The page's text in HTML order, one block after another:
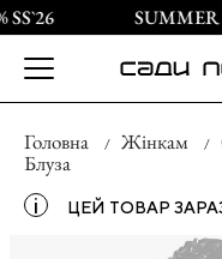
SUMMER
Головна Жінкам
Блуза
і ЦЕЙ ТОВАР